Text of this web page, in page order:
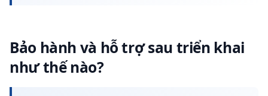
Bảo hành và hỗ trợ sau triển khai
như thế nào?